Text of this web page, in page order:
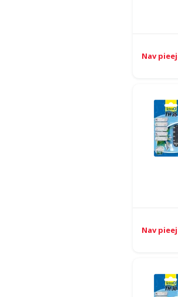
Nav
Nav